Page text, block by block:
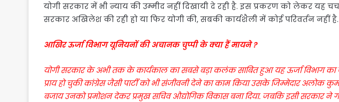
योगी सरकार में भी न्याय की उम्मीद नहीं दिखायी दे रही है. इस प्रकरण को लेकर यह
सरकार अखिलेश की रही हो या फिर योगी की, सबकी कार्यशैली में कोई परिवर्तन नहीं है.
आखिर ऊर्जा विभाग यूनियनों की अचानक चुप्पी के क्या हैं मायने ?
योगी सरकार के अभी तक के कार्यकाल का सबसे बड़ा कलंक साबित हुआ यह ऊर्जा विभाग का
प्राय हो चुकी कांग्रेस जैसी पार्टी को भी संजीवनी देने का काम किया उसके जिम्मेदार अलोक
बजाय उनको प्रमोशन देकर प्रमुख सचिव औद्योगिक विकास बना दिया. जबकि इसी सरकार ने